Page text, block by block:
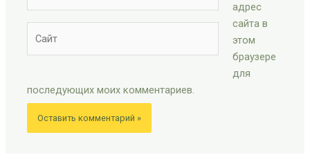
адрес
сайта в
этом
браузере
для
последующих моих комментариев.